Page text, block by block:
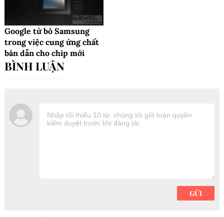
Google từ bỏ Samsung
trong việc cung ứng chất
bán dẫn cho chip mới